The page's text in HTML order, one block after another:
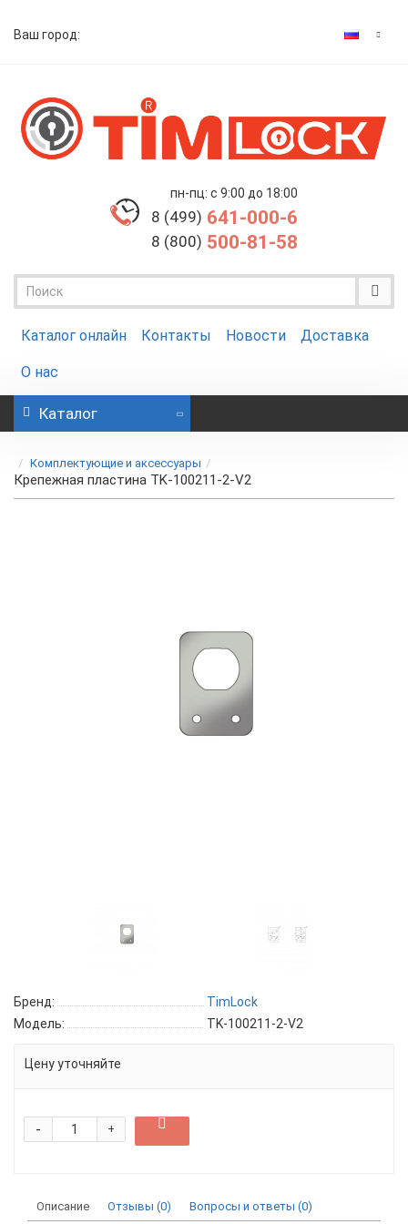
Ваш город:
пн-пц: с 9:00 до 18:00
8 (499) 641-000-6
8 (800) 500-81-58
Каталог онлайн Контакты Новости Доставка
О нас
Каталог
Комплектующие и аксессуары
Крепежная пластина TK-100211-2-V2
Бренд:
TimLock
Модель:
TK-100211-2-V2
Цену уточняйте
+
-
Описание Отзывы (0) Вопросы и ответы (0)